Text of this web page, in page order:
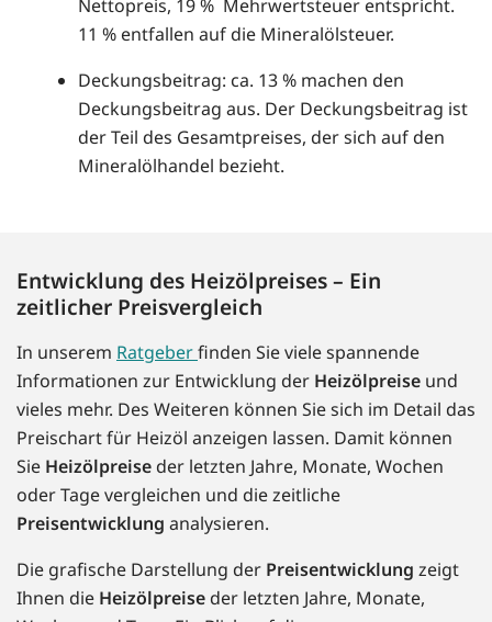
Nettopreis, 19 % Mehrwertsteuer entspricht.
11 % entfallen auf die Mineralölsteuer.
Deckungsbeitrag: ca. 13 % machen den
Deckungsbeitrag aus. Der Deckungsbeitrag ist
der Teil des Gesamtpreises, der sich auf den
Mineralölhandel bezieht.
Entwicklung des Heizölpreises – Ein
zeitlicher Preisvergleich
In unserem Ratgeberfinden Sie viele spannende
Informationen zur Entwicklung der Heizölpreise und
vieles mehr. Des Weiteren können Sie sich im Detail das
Preischart für Heizöl anzeigen lassen. Damit können
Sie Heizölpreise der letzten Jahre, Monate, Wochen
oder Tage vergleichen und die zeitliche
Preisentwicklung analysieren.
Die grafische Darstellung der Preisentwicklung zeigt
Ihnen die Heizölpreise der letzten Jahre, Monate,